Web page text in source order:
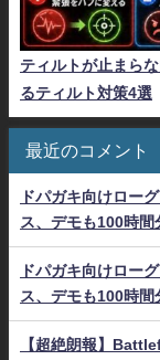
ティルトが止まら
るティルト対策4選
最近のコメント
ドパガキ向けロー
ス、デモも100時間
ドパガキ向けロー
ス、デモも100時間
【超絶朗報】